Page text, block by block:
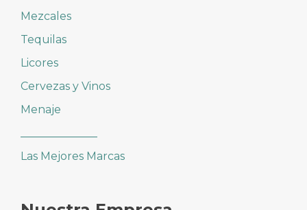
Mezcales
Tequilas
Licores
Cervezas y Vinos
Menaje
Las Mejores Marcas